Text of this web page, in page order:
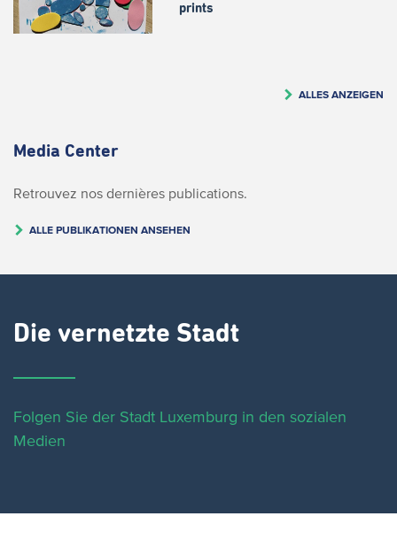
prints
ALLES ANZEIGEN
Media Center
Retrouvez nos dernières publications.
ALLE PUBLIKATIONEN ANSEHEN
Die vernetzte Stadt
Folgen Sie der Stadt Luxemburg in den sozialen
Medien